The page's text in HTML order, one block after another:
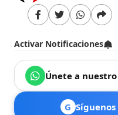
Activar Notificaciones
Únete a
G